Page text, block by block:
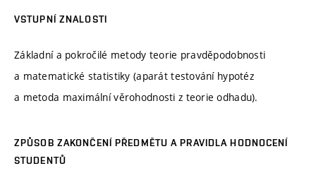
VSTUPNÍ ZNALOSTI
Základní a pokročilé metody teorie pravděpodobnosti
a matematické statistiky (aparát testování hypotéz
a metoda maximální věrohodnosti z teorie odhadu).
ZPŮSOB ZAKONČENÍ PŘEDMĚTU A PRAVIDLA HODNOCENÍ
STUDENTŮ